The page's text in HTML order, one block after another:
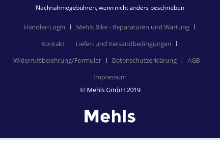
Nachnahmegebühren, wenn nicht anders beschrieben
Händler-Login
Mehls Bike - Reparaturen und Wartung
Kontakt
Liefer- und Versandbedingungen
Widerrufsbelehrung/Formular
Datenschutzerklärung
AGB
Impressum
© Mehls GmbH 2019